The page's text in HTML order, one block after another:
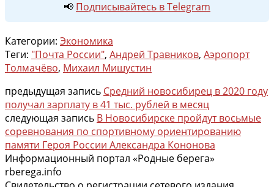
📢 Подписывайтесь в Telegram
Категории: Экономика
Теги: "Почта России", Андрей Травников, Аэропорт
Толмачёво, Михаил Мишустин
предыдущая запись Средний новосибирец в 2020 году
получал зарплату в 41 тыс. рублей в месяц
следующая запись В Новосибирске пройдут восьмые
соревнования по спортивному ориентированию
памяти Героя России Александра Кононова
Информационный портал «Родные берега»
rberega.info